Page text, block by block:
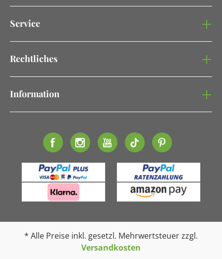
Service
Rechtliches
Information
* Alle Preise inkl. gesetzl. Mehrwertsteuer zzgl.
Versandkosten